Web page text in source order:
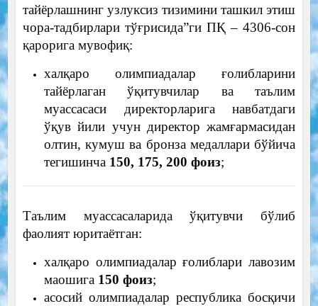
тайёрлашнинг узлуксиз тизимини ташкил этиш
чора-тадбирлари тўғрисида”ги ПҚ – 4306-сон
қарорига мувофиқ:
халқаро олимпиадалар ғолибларини
тайёрлаган ўқитувчилар ва таълим
муассасаси директорларига навбатдаги
ўқув йили учун директор жамғармасидан
олтин, кумуш ва бронза медаллари бўйича
тегишинча 150, 175, 200 фоиз;
Таълим муассасаларида ўқитувчи бўлиб
фаолият юритаётган:
халқаро олимпиадалар ғолиблари лавозим
маошига 150 фоиз;
асосий олимпиадалар республика босқичи